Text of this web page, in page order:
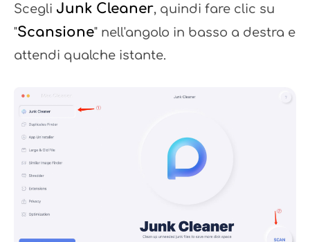
Scegli Junk Cleaner, quindi fare clic su
"Scansione" nell'angolo in basso a destra e
attendi qualche istante.